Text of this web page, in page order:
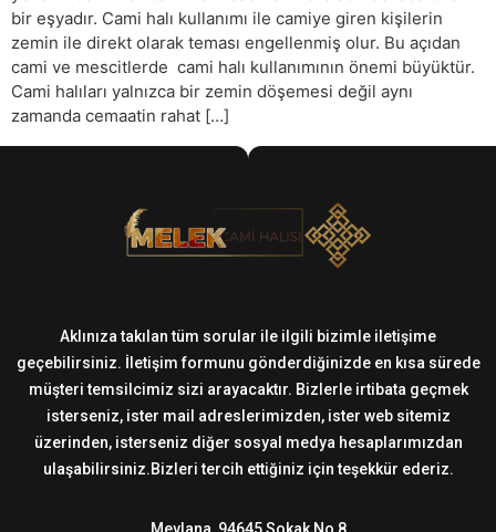
bir eşyadır. Cami halı kullanımı ile camiye giren kişilerin
zemin ile direkt olarak teması engellenmiş olur. Bu açıdan
cami ve mescitlerde cami halı kullanımının önemi büyüktür.
Cami halıları yalnızca bir zemin döşemesi değil aynı
zamanda cemaatin rahat […]
Aklınıza takılan tüm sorular ile ilgili bizimle iletişime
geçebilirsiniz. İletişim formunu gönderdiğinizde en kısa sürede
müşteri temsilcimiz sizi arayacaktır. Bizlerle irtibata geçmek
isterseniz, ister mail adreslerimizden, ister web sitemiz
üzerinden, isterseniz diğer sosyal medya hesaplarımızdan
ulaşabilirsiniz.Bizleri tercih ettiğiniz için teşekkür ederiz.